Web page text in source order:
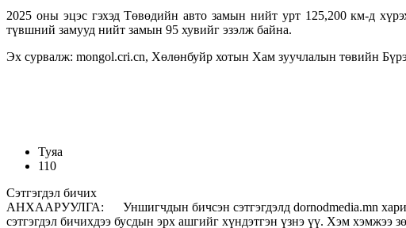
2025 оны эцэс гэхэд Төвөдийн авто замын нийт урт 125,200 км-д
түвшний замууд нийт замын 95 хувийг эзэлж байна.
Эх сурвалж: mongol.cri.cn, Хөлөнбуйр хотын Хам зуучлалын төвийн
Туяа
110
Сэтгэгдэл бичих
АНХААРУУЛГА: Уншигчдын бичсэн сэтгэгдэлд dornodmedia.mn
сэтгэгдэл бичихдээ бусдын эрх ашгийг хүндэтгэн үзнэ үү. Хэм хэмжээ